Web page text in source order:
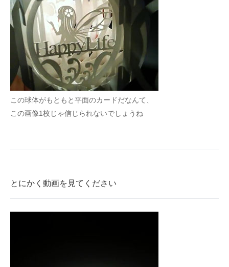
AI活用のいまが分かる
企業ITのトレンドを詳説
経営リーダーのコミュニティ
マーケ×ITの今がよく分かる
ITエンジニア向け専門サイト
企業向けIT製品の総合サイト
モノづくり技術者専門サイト
この球体がもともと平面のカードだなんて、
この画像1枚じゃ信じられないでしょうね
とにかく動画を見てください